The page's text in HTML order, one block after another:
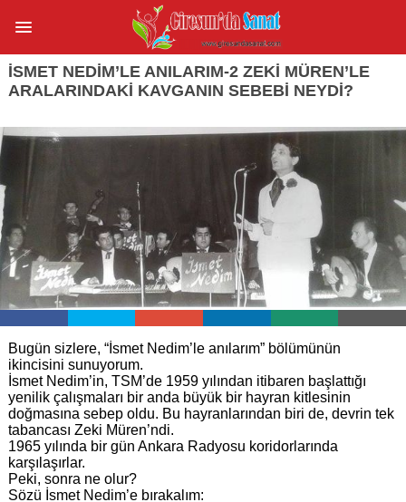
İSMET NEDİM’LE ANILARIM-2 ZEKİ MÜREN’LE
ARALARINDAKİ KAVGANIN SEBEBİ NEYDİ?
Bugün sizlere, “İsmet Nedim’le anılarım” bölümünün
ikincisini sunuyorum.
İsmet Nedim’in, TSM’de 1959 yılından itibaren başlattığı
yenilik çalışmaları bir anda büyük bir hayran kitlesinin
doğmasına sebep oldu. Bu hayranlarından biri de, devrin tek
tabancası Zeki Müren’ndi.
1965 yılında bir gün Ankara Radyosu koridorlarında
karşılaşırlar.
Peki, sonra ne olur?
Sözü İsmet Nedim’e bırakalım: